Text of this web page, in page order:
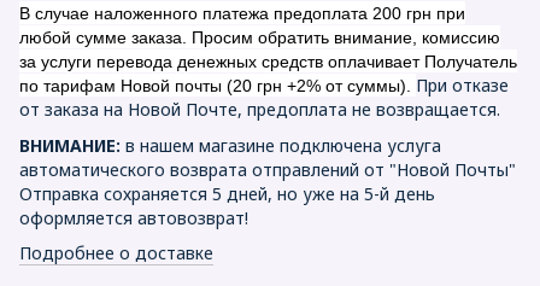
В случае наложенного платежа предоплата 200 грн при
любой сумме заказа. Просим обратить внимание, комиссию
за услуги перевода денежных средств оплачивает Получатель
по тарифам Новой почты (20 грн +2% от суммы). При отказе
от заказа на Новой Почте, предоплата не возвращается.
ВНИМАНИЕ: в нашем магазине подключена услуга
автоматического возврата отправлений от "Новой Почты"
Отправка сохраняется 5 дней, но уже на 5-й день
оформляется автовозврат!
Подробнее о доставке